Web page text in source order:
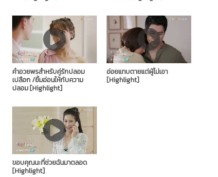
คำอวยพรสำหรับคู่รักปลอม
เปลือก /ยิ้มอ่อนให้กับความ
ปลอม [Highlight]
อ่อยแทบตายแต่ผู้ไม่เอา
[Highlight]
ขอบคุณนะที่ช่วยฉันมาตลอด
[Highlight]